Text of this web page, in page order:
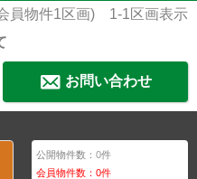
員物件1区画) 1-1区画表示
お問い合わせ
公開物件数：0件
会員物件数：0件